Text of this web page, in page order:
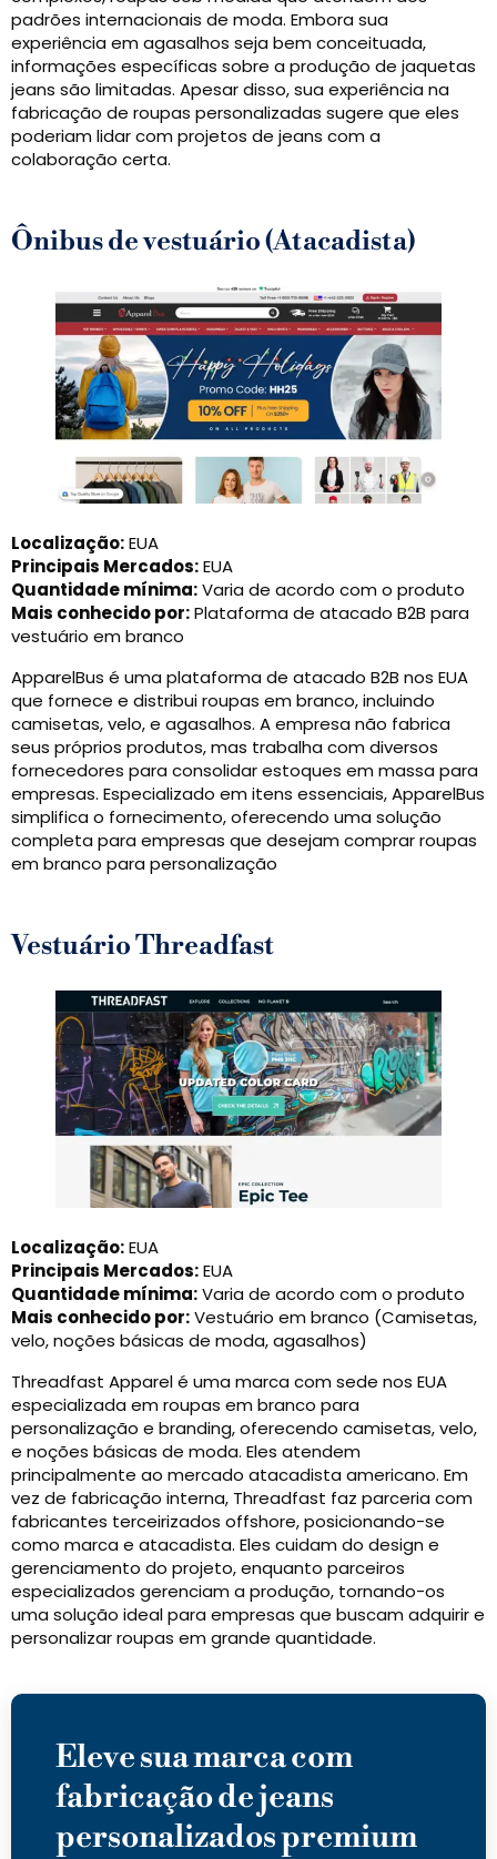
padrões internacionais de moda. Embora sua
experiência em agasalhos seja bem conceituada,
informações específicas sobre a produção de jaquetas
jeans são limitadas. Apesar disso, sua experiência na
fabricação de roupas personalizadas sugere que eles
poderiam lidar com projetos de jeans com a
colaboração certa.
Ônibus de vestuário (Atacadista)
Localização:EUA
Principais Mercados:EUA
Quantidade mínima:Varia de acordo com o produto
Mais conhecido por:Plataforma de atacado B2B para
vestuário em branco
ApparelBus é uma plataforma de atacado B2B nos EUA
que fornece e distribui roupas em branco, incluindo
camisetas, velo, e agasalhos. A empresa não fabrica
seus próprios produtos, mas trabalha com diversos
fornecedores para consolidar estoques em massa para
empresas. Especializado em itens essenciais, ApparelBus
simplifica o fornecimento, oferecendo uma solução
completa para empresas que desejam comprar roupas
em branco para personalização
Vestuário Threadfast
Localização:EUA
Principais Mercados:EUA
Quantidade mínima:Varia de acordo com o produto
Mais conhecido por:Vestuário em branco (Camisetas,
velo, noções básicas de moda, agasalhos)
Threadfast Apparel é uma marca com sede nos EUA
especializada em roupas em branco para
personalização e branding, oferecendo camisetas, velo,
e noções básicas de moda. Eles atendem
principalmente ao mercado atacadista americano. Em
vez de fabricação interna, Threadfast faz parceria com
fabricantes terceirizados offshore, posicionando-se
como marca e atacadista. Eles cuidam do design e
gerenciamento do projeto, enquanto parceiros
especializados gerenciam a produção, tornando-os
uma solução ideal para empresas que buscam adquirir e
personalizar roupas em grande quantidade.
Eleve sua marca com
fabricação de jeans
personalizados premium